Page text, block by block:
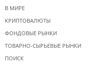
В МИРЕ
КРИПТОВАЛЮТЫ
ФОНДОВЫЕ РЫНКИ
ТОВАРНО-СЫРЬЕВЫЕ РЫНКИ
ПОИСК